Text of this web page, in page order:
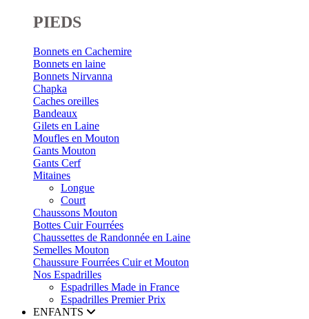
PIEDS
Bonnets en Cachemire
Bonnets en laine
Bonnets Nirvanna
Chapka
Caches oreilles
Bandeaux
Gilets en Laine
Moufles en Mouton
Gants Mouton
Gants Cerf
Mitaines
Longue
Court
Chaussons Mouton
Bottes Cuir Fourrées
Chaussettes de Randonnée en Laine
Semelles Mouton
Chaussure Fourrées Cuir et Mouton
Nos Espadrilles
Espadrilles Made in France
Espadrilles Premier Prix
ENFANTS